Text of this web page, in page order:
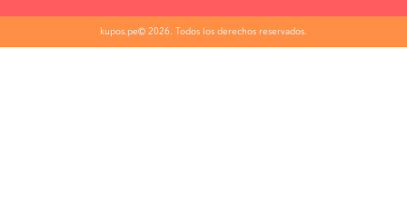
kupos.pe© 2026. Todos los derechos reservados.